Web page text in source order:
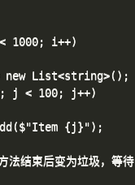
1000; i++)
List<string>();
j < 100; j++)
{j}");
结束后变为垃圾，等